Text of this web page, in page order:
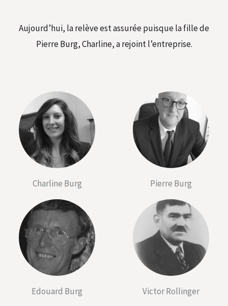
Aujourd’hui, la relève est assurée puisque la fille de
Pierre Burg, Charline, a rejoint l’entreprise.
Charline Burg
Edouard Burg
Pierre Burg
Victor Rollinger